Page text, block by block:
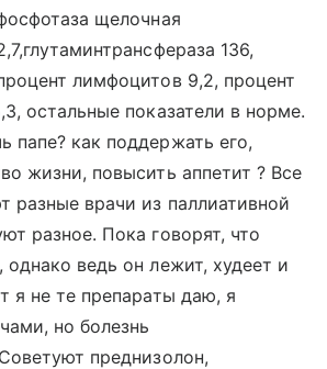
щелочная
136,
лимфоцитов 9,2, процент
остальные показатели в норме.
папе? как поддержать его,
жизни, повысить аппетит ? Все
разные врачи из паллиативной
разное. Пока говорят, что
ведь он лежит, худеет и
я не те препараты даю, я
но болезнь
преднизолон,